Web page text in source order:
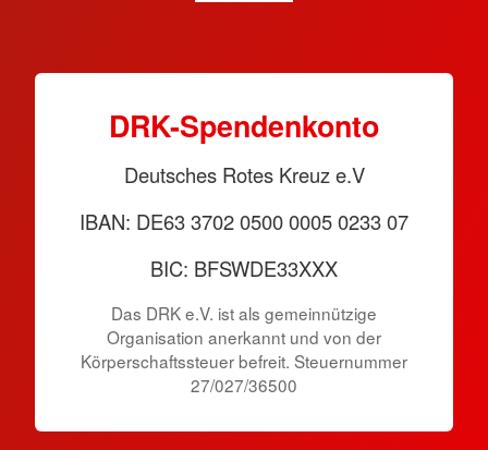
DRK-Spendenkonto
Deutsches Rotes Kreuz e.V
IBAN: DE63 3702 0500 0005 0233 07
BIC: BFSWDE33XXX
Das DRK e.V. ist als gemeinnützige
Organisation anerkannt und von der
Körperschaftssteuer befreit. Steuernummer
27/027/36500